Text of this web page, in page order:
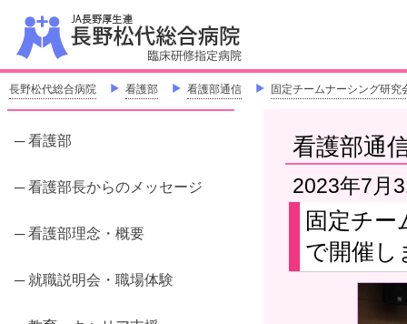
「
長野松代総合病院 ＞
看護部 ＞
看護部通信 ＞固定チームナーシング研
看護部通
2023年7月
固定チー
で開催し
─ 看護部
─ 看護部長からのメッセージ
─ 看護部理念・概要
─ 就職説明会・職場体験